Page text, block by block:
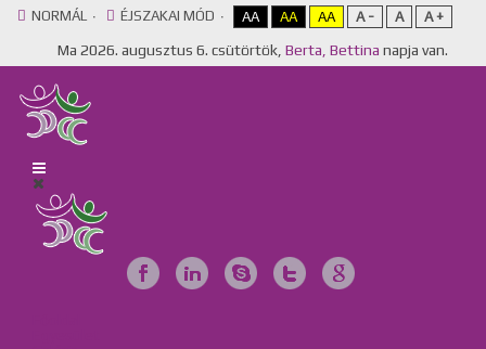
NORMÁL ÉJSZAKAI MÓD AA AA AA A - A A +
Ma 2026. augusztus 6. csütörtök, Berta, Bettina napja van.